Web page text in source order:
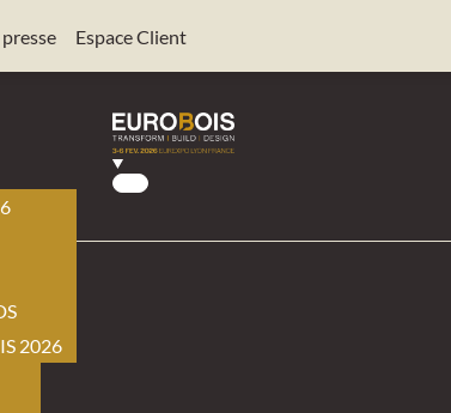
presse Espace Client
2026